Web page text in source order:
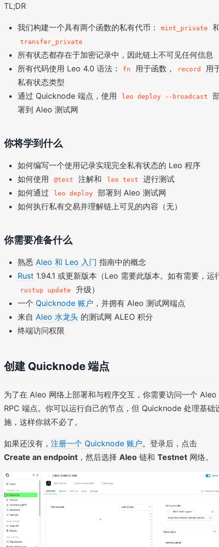
TL;DR
我们构建一个具有两个函数的私有代币： mint_private
transfer_private
所有状态都存在于加密记录中，因此链上不可见任何信息
所有代码使用 Leo 4.0 语法：
fn 用于函数， record
用
私有状态类型
通过 Quicknode 端点，使用
leo deploy --broadcast
署到 Aleo 测试网
你将学到什么
如何编写一个使用记录实现完全私有状态的 Leo 程序
如何使用
@test 注解和 leo test
进行测试
如何通过
leo deploy
部署到 Aleo 测试网
如何执行私有交易并理解链上可见的内容（无）
你需要准备什么
熟悉 Aleo 和 Leo 入门 指南中的概念
Rust 1.94.1 或更新版本（Leo 需要此版本。如有需要，运
rustup update
升级）
一个 Quicknode 账户 ，并拥有 Aleo 测试网端点
来自 Aleo 水龙头 的测试网 ALEO 积分
终端访问权限
创建 Quicknode 端点
为了在 Aleo 网络上部署和与程序交互，你需要访问一个 Aleo
RPC 端点。你可以运行自己的节点，但 Quicknode 处理基础
施，这样你就不必了。
如果还没有， 注册一个 Quicknode 账户。登录后，点击
Create an endpoint ，然后选择 Aleo 链和 Testnet 网络。